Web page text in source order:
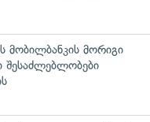
მობილბანკის მორიგი